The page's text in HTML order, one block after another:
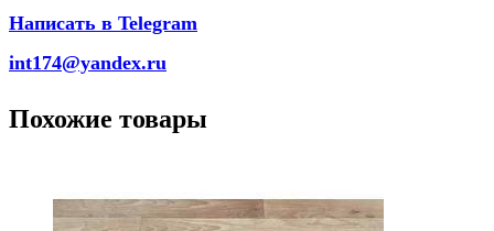
Написать в Telegram
int174@yandex.ru
Похожие товары